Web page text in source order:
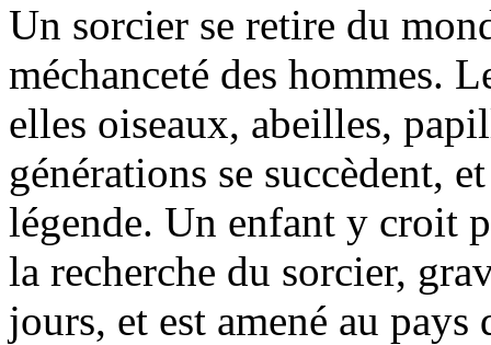
Un sorcier se retire du
méchanceté des hommes.
elles oiseaux, abeilles,
générations se succèdent,
légende. Un enfant y croit
la recherche du sorcier,
jours, et est amené au